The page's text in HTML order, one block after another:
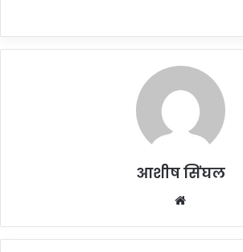
आशीष सिंघल
Website